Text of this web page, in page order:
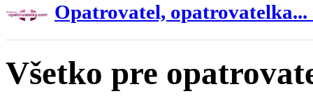
Opatrovatel, opatrovatelka...
Všetko pre